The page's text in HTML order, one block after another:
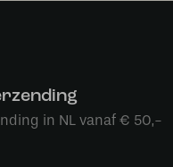
in NL vanaf € 50,-